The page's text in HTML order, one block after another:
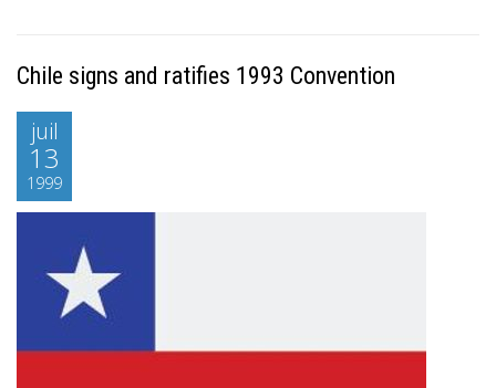
Chile signs and ratifies 1993 Convention
juil
13
1999